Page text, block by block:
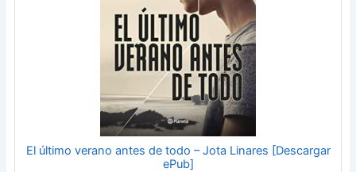
El último verano antes de todo – Jota Linares [Descargar
ePub]